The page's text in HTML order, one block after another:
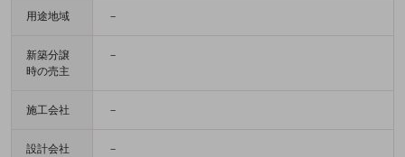
用途地域 －
新築分譲
時の売主
－
施工会社 －
設計会社 －